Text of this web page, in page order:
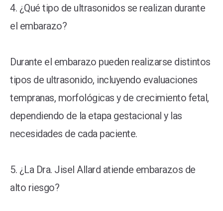
4. ¿Qué tipo de ultrasonidos se realizan durante
el embarazo?
Durante el embarazo pueden realizarse distintos
tipos de ultrasonido, incluyendo evaluaciones
tempranas, morfológicas y de crecimiento fetal,
dependiendo de la etapa gestacional y las
necesidades de cada paciente.
5. ¿La Dra. Jisel Allard atiende embarazos de
alto riesgo?